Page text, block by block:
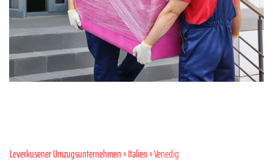
Leverkusener Umzugsunternehmen»Italien» Venedig